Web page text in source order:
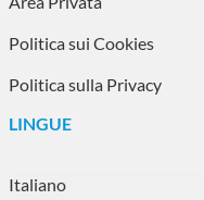
Politica sui Cookies
Politica sulla Privacy
LINGUE
Seleziona la tua lingua
Italiano